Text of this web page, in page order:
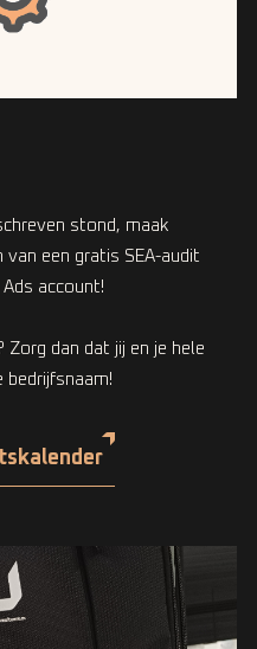
stond, maak
een gratis SEA-audit
account!
Zorg dan dat jij en je hele
bedrijfsnaam!